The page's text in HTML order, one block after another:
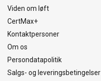
Viden om løft
CertMax+
Kontaktpersoner
Om os
Persondatapolitik
Salgs- og leveringsbetingelser